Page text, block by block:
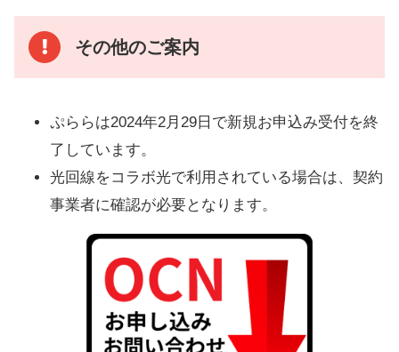
その他のご案内
ぷららは2024年2月29日で新規お申込み受付を終
了しています。
光回線をコラボ光で利用されている場合は、契約
事業者に確認が必要となります。